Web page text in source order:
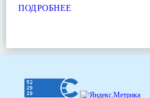
ПОДРОБНЕЕ